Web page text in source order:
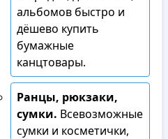
альбомов быстро и
дёшево купить
бумажные
канцтовары.
Ранцы, рюкзаки,
сумки. Всевозможные
сумки и косметички,